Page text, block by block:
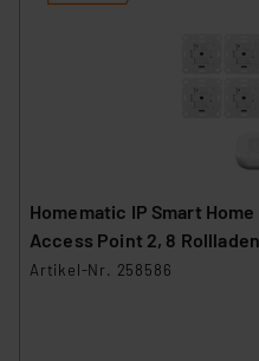
Homematic IP Smart
Access Point 2, 8
Artikel-Nr. 258586